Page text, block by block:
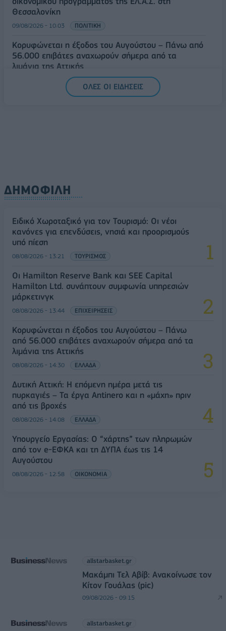
Θεσσαλονίκη
09/08/2026 - 10:03 ΠΟΛΙΤΙΚΗ
Κορυφώνεται η έξοδος του Αυγούστου – Πάνω από
56.000 επιβάτες αναχωρούν σήμερα από τα
λιμάνια της Αττικής
ΕΛΛΑΔΑ
Δυτική Αττική: Η επόμενη ημέρα μετά τις πυρκαγιές
ΟΛΕΣ ΟΙ ΕΙΔΗΣΕΙΣ
ΔΗΜΟΦΙΛΗ
Ειδικό Χωροταξικό για τον Τουρισμό: Οι νέοι
κανόνες για επενδύσεις, νησιά και προορισμούς
υπό πίεση
08/08/2026 - 13:21 ΤΟΥΡΙΣΜΟΣ
Οι Hamilton Reserve Bank και SEE Capital
Hamilton Ltd. συνάπτουν συμφωνία υπηρεσιών
μάρκετινγκ
08/08/2026 - 13:44 ΕΠΙΧΕΙΡΗΣΕΙΣ
Κορυφώνεται η έξοδος του Αυγούστου – Πάνω
από 56.000 επιβάτες αναχωρούν σήμερα από τα
λιμάνια της Αττικής
08/08/2026 - 14:30 ΕΛΛΑΔΑ
Δυτική Αττική: Η επόμενη ημέρα μετά τις
πυρκαγιές – Τα έργα Antinero και η «μάχη» πριν
από τις βροχές
08/08/2026 - 14:08 ΕΛΛΑΔΑ
Υπουργείο Εργασίας: Ο “χάρτης” των πληρωμών
από τον e-ΕΦΚΑ και τη ΔΥΠΑ έως τις 14
Αυγούστου
08/08/2026 - 12:58 ΟΙΚΟΝΟΜΙΑ
allstarbasket.gr
Μακάμπι Τελ Αβίβ: Ανακοίνωσε τον
Κίτον Γουάλας (pic)
09/08/2026 - 09:15
allstarbasket.gr